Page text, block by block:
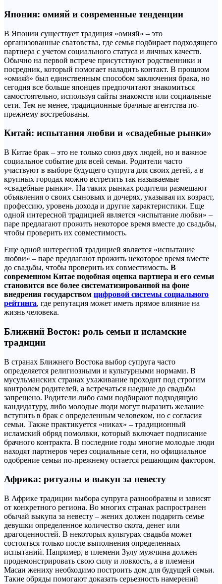
Япония: омияй и современные тенденции
В Японии существует традиция «омияй» – это
организованные сватовства, где семья подбирает подходящего
партнера с учетом социального статуса и личных качеств.
Обычно на первой встрече присутствуют родственники и
посредник, который помогает наладить контакт. В прошлом
«омияй» был единственным способом заключения брака, но
сегодня все больше японцев предпочитают знакомиться
самостоятельно, используя сайты знакомств или социальные
сети. Тем не менее, традиционные брачные агентства по-
прежнему востребованы.
Китай: испытания любви и «свадебные рынки»
В Китае брак – это не только союз двух людей, но и важное
социальное событие для всей семьи. Родители часто
участвуют в выборе будущего супруга для своих детей, а в
крупных городах можно встретить так называемые
«свадебные рынки». На таких рынках родители размещают
объявления о своих сыновьях и дочерях, указывая их возраст,
профессию, уровень дохода и другие характеристики. Еще
одной интересной традицией является «испытание любви» –
паре предлагают прожить некоторое время вместе до свадьбы,
чтобы проверить их совместимость.
Еще одной интересной традицией является «испытание
любви» – паре предлагают прожить некоторое время вместе
до свадьбы, чтобы проверить их совместимость. В
современном Китае подобная оценка партнера и его семьи
становится все более систематизированной на фоне
внедрения государством цифровой системы социального
рейтинга, где репутация может иметь прямое влияние на
жизнь человека.
Ближний Восток: роль семьи и исламские
традиции
В странах Ближнего Востока выбор супруга часто
определяется религиозными и культурными нормами. В
мусульманских странах ухаживание проходит под строгим
контролем родителей, а встречаться наедине до свадьбы
запрещено. Родители либо сами подбирают подходящую
кандидатуру, либо молодые люди могут выразить желание
вступить в брак с определенным человеком, но с согласия
семьи. Также практикуется «никах» – традиционный
исламский обряд помолвки, который включает подписание
брачного контракта. В последние годы многие молодые люди
находят партнеров через социальные сети, но официальное
одобрение семьи по-прежнему остается решающим фактором.
Африка: ритуалы и выкуп за невесту
В Африке традиции выбора супруга разнообразны и зависят
от конкретного региона. Во многих странах распространен
обычай выкупа за невесту – жених должен подарить семье
девушки определенное количество скота, денег или
драгоценностей. В некоторых культурах свадьба может
состояться только после выполнения определенных
испытаний. Например, в племени Зулу мужчина должен
продемонстрировать свою силу и ловкость, а в племени
Масаи жениху необходимо построить дом для будущей семьи.
Такие обряды помогают доказать серьезность намерений